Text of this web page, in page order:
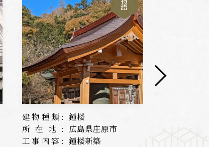
語
建物種類: 鐘楼
所在地: 広島県庄原市
工事内容: 鐘楼新築